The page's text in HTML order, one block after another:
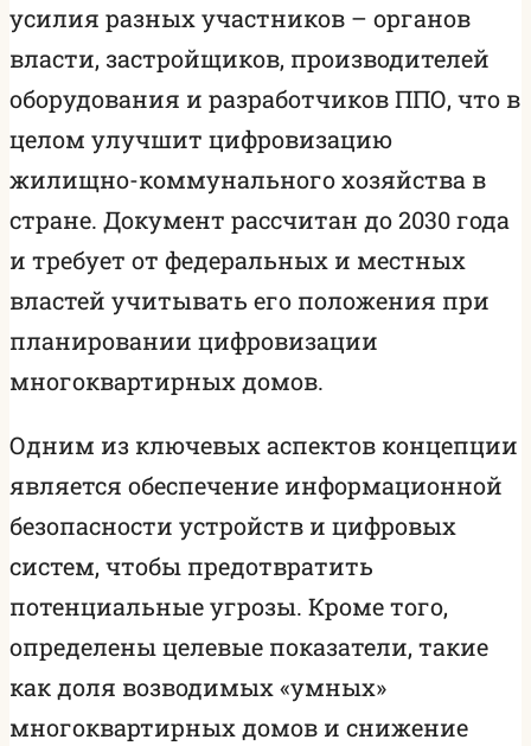
усилия разных участников – органов
власти, застройщиков, производителей
оборудования и разработчиков ППО, что в
целом улучшит цифровизацию
жилищно-коммунального хозяйства в
стране. Документ рассчитан до 2030 года
и требует от федеральных и местных
властей учитывать его положения при
планировании цифровизации
многоквартирных домов.
Одним из ключевых аспектов концепции
является обеспечение информационной
безопасности устройств и цифровых
систем, чтобы предотвратить
потенциальные угрозы. Кроме того,
определены целевые показатели, такие
как доля возводимых «умных»
многоквартирных домов и снижение